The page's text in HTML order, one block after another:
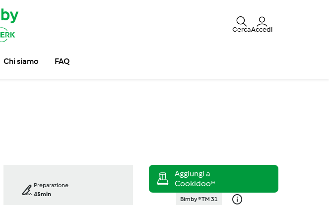
CercaAccedi
Chi siamo FAQ
Preparazione
45min
Bimby ® TM 31